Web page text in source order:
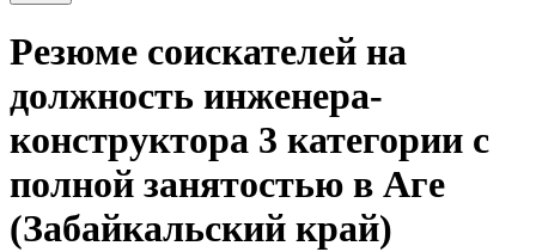
Резюме соискателей на
должность инженера-
конструктора 3 категории с
полной занятостью в Аге
(Забайкальский край)